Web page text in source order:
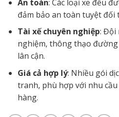
An toàn: Các loại xe đều
đảm bảo an toàn tuyệt
Tài xế chuyên nghiệp: Đội
nghiệm, thông thạo
lân cận.
Giá cả hợp lý: Nhiều gói
tranh, phù hợp với nhu cầu
hàng.